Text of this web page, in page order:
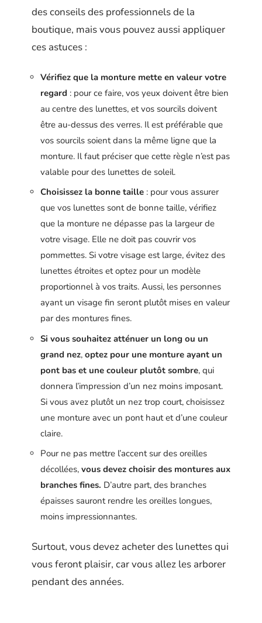
des conseils des professionnels de la
boutique, mais vous pouvez aussi appliquer
ces astuces :
Vérifiez que la monture mette en valeur votre
regard : pour ce faire, vos yeux doivent être bien
au centre des lunettes, et vos sourcils doivent
être au-dessus des verres. Il est préférable que
vos sourcils soient dans la même ligne que la
monture. Il faut préciser que cette règle n’est pas
valable pour des lunettes de soleil.
Choisissez la bonne taille : pour vous assurer
que vos lunettes sont de bonne taille, vérifiez
que la monture ne dépasse pas la largeur de
votre visage. Elle ne doit pas couvrir vos
pommettes. Si votre visage est large, évitez des
lunettes étroites et optez pour un modèle
proportionnel à vos traits. Aussi, les personnes
ayant un visage fin seront plutôt mises en valeur
par des montures fines.
Si vous souhaitez atténuer un long ou un
grand nez, optez pour une monture ayant un
pont bas et une couleur plutôt sombre, qui
donnera l’impression d’un nez moins imposant.
Si vous avez plutôt un nez trop court, choisissez
une monture avec un pont haut et d’une couleur
claire.
Pour ne pas mettre l’accent sur des oreilles
décollées, vous devez choisir des montures aux
branches fines. D’autre part, des branches
épaisses sauront rendre les oreilles longues,
moins impressionnantes.
Surtout, vous devez acheter des lunettes qui
vous feront plaisir, car vous allez les arborer
pendant des années.